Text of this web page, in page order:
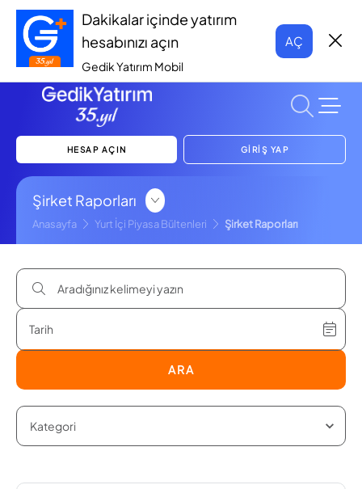
Dakikalar içinde yatırım
hesabınızı açın
Gedik Yatırım Mobil
AÇ
HESAP AÇIN GİRİŞ YAP
Şirket Raporları
Anasayfa Yurt İçi Piyasa Bültenleri Şirket Raporları
ARA